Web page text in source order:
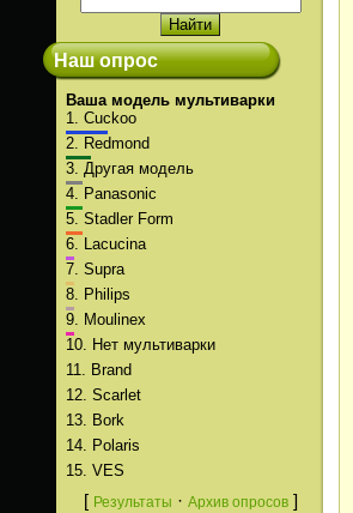
Наш опрос
Ваша модель мультиварки
1. Cuckoo
2.
Redmond
3. Другая модель
4.
Panasonic
5. Stadler Form
6.
Lacucina
7. Supra
8.
Philips
9.
Moulinex
10.
Нет мультиварки
11.
Brand
12. Scarlet
13.
Bork
14.
Polaris
15. VES
[ Результаты · Архив опросов]